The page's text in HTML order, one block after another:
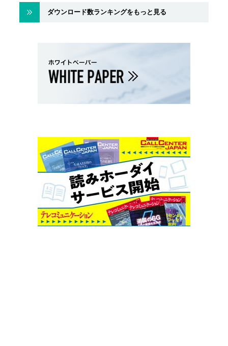
ダウンロード数ランキングをもっと見る